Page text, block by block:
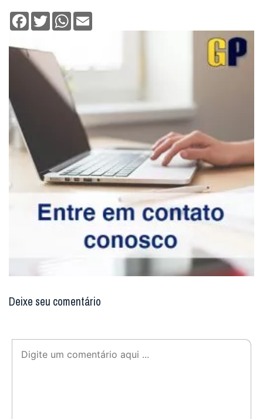
Bétharram para consultá-lo. Por expressa solicitação do
Bispo de Tarbes, ele teve dois encontros com Santa
Bernadette Soubirous, a fim de verificar a autenticidade dos
fatos ocorridos em Lourdes. Essas duas entrevistas com a
jovem vidente reforçaram sua convicção pessoal de que
indubitavelmente a Virgem Maria aparecera na Gruta de
Massabielle.
Nos últimos dez anos de sua existência, dolorosas
enfermidades vieram aumentar os seus sofrimentos. E
quando, por fim, sentiu que Deus o chamava para junto de
Si, deu-Lhe a resposta que caracterizou toda a sua vida:
Na madrugada da festa da Ascensão de 1863, dia 14 de
maio, após receber todos os sacramentos, entregou sua
alma a Deus, pronunciando o primeiro versículo do Salmo
50: “Miserere mei, Deus, secundum magnam misericordiam
grande misericórdia.
cem, atuando nas dioceses francesas. Atualmente,
exercem suas atividades evangelizaras, sobretudo no sul